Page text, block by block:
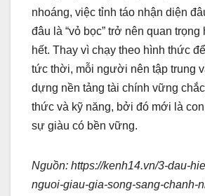
nhoáng, việc tỉnh táo nhận diện
đâu là “vỏ bọc” trở nên quan
hết. Thay vì chạy theo hình thức
tức thời, mỗi người nên tập trung
dựng nền tảng tài chính vững
thức và kỹ năng, bởi đó mới là
sự giàu có bền vững.
Nguồn: https://kenh14.vn/3-dau-
nguoi-giau-gia-song-sang-chanh-